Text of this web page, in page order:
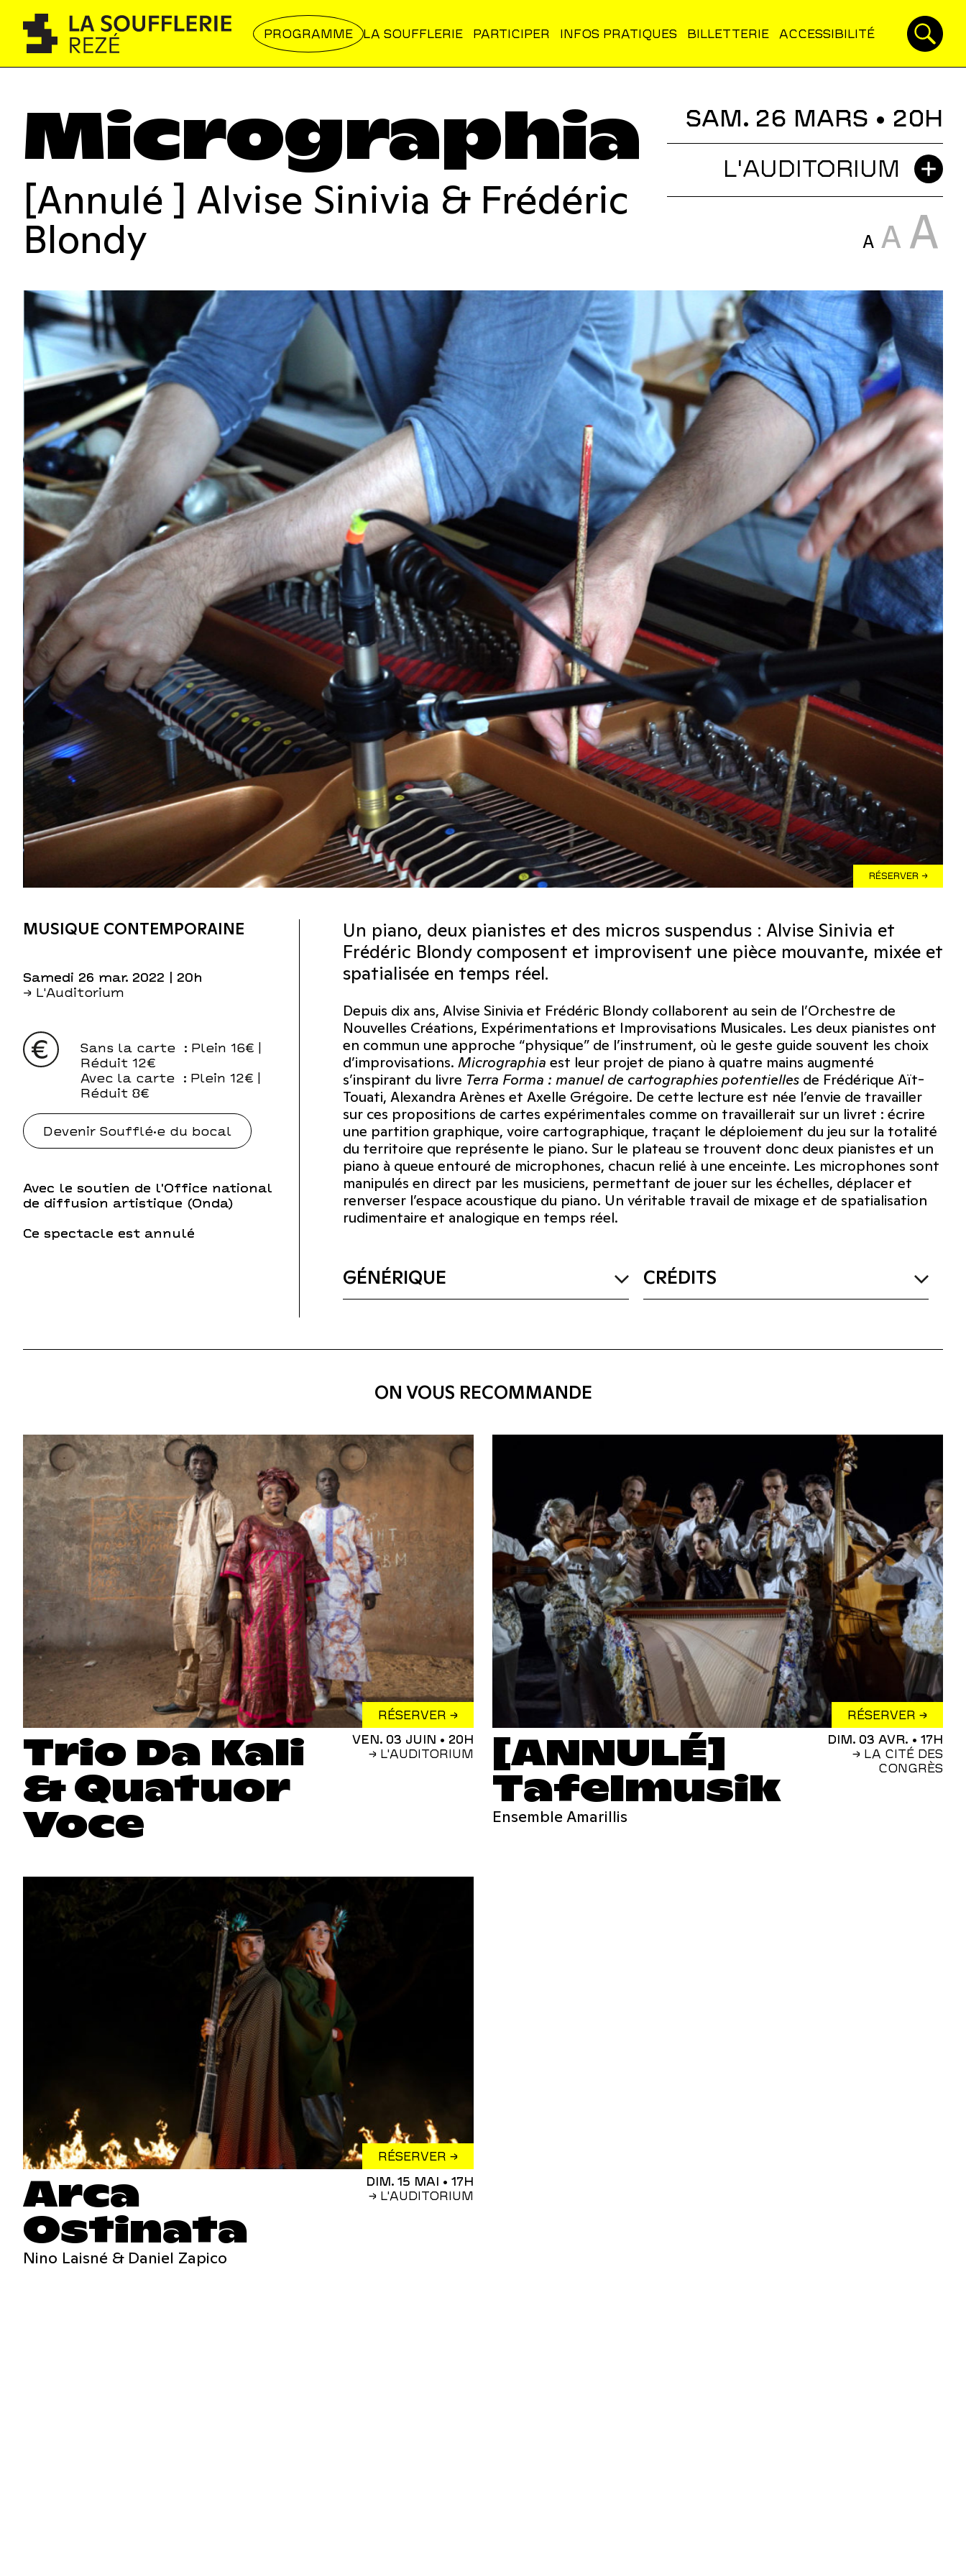
PROGRAMME LA SOUFFLERIE PARTICIPER INFOS PRATIQUES BILLETTERIE ACCESSIBILITÉ
Micrographia
[Annulé ] Alvise Sinivia & Frédéric
Blondy
SAM. 26 MARS • 20H
L'AUDITORIUM
A A A
RÉSERVER →
MUSIQUE CONTEMPORAINE
samedi 26 mar. 2022 | 20h
→ L'Auditorium
Sans la carte
: Plein 16€ |
Réduit 12€
Avec la carte
: Plein 12€ |
Réduit 8€
Devenir Soufflé·e du bocal
Avec le soutien de l'Office national
de diffusion artistique (Onda)
Ce spectacle est annulé
Un piano, deux pianistes et des micros suspendus : Alvise Sinivia et
Frédéric Blondy composent et improvisent une pièce mouvante, mixée et
spatialisée en temps réel.
Depuis dix ans, Alvise Sinivia et Frédéric Blondy collaborent au sein de l’Orchestre de
Nouvelles Créations, Expérimentations et Improvisations Musicales. Les deux pianistes ont
en commun une approche “physique” de l’instrument, où le geste guide souvent les choix
d’improvisations. Micrographia est leur projet de piano à quatre mains augmenté
s’inspirant du livre Terra Forma : manuel de cartographies potentielles de Frédérique Aït-
Touati, Alexandra Arènes et Axelle Grégoire. De cette lecture est née l’envie de travailler
sur ces propositions de cartes expérimentales comme on travaillerait sur un livret : écrire
une partition graphique, voire cartographique, traçant le déploiement du jeu sur la totalité
du territoire que représente le piano. Sur le plateau se trouvent donc deux pianistes et un
piano à queue entouré de microphones, chacun relié à une enceinte. Les microphones sont
manipulés en direct par les musiciens, permettant de jouer sur les échelles, déplacer et
renverser l’espace acoustique du piano. Un véritable travail de mixage et de spatialisation
rudimentaire et analogique en temps réel.
GÉNÉRIQUE CRÉDITS
ON VOUS RECOMMANDE
RÉSERVER →
Trio Da Kali
& Quatuor
Voce
VEN. 03 JUIN • 20H
→ L'AUDITORIUM
RÉSERVER →
[ANNULÉ]
Tafelmusik
Ensemble Amarillis
DIM. 03 AVR. • 17H
→ LA CITÉ DES
CONGRÈS
RÉSERVER →
Arca
Ostinata
Nino Laisné & Daniel Zapico
DIM. 15 MAI • 17H
→ L'AUDITORIUM